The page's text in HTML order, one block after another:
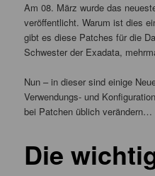
Am 08. März wurde das
veröffentlicht. Warum ist dies
gibt es diese Patches für die
Schwester der Exadata,
Nun – in dieser sind einige
Verwendungs- und
bei Patchen üblich verändern…
Die